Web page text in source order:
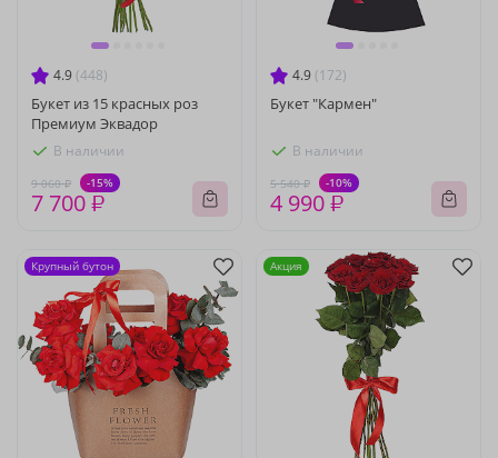
4.9 (448)
Букет из 15 красных роз
Премиум Эквадор
В наличии
9 060 ₽ -15%
7 700 ₽
4.9 (172)
Букет "Кармен"
В наличии
5 540 ₽ -10%
4 990 ₽
Крупный бутон Акция